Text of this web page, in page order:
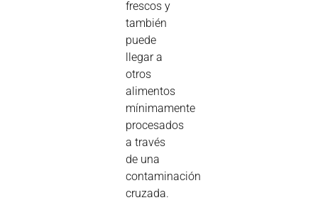
frescos y
también
puede
llegar a
otros
alimentos
mínimamente
procesados
a través
de una
contaminación
cruzada.